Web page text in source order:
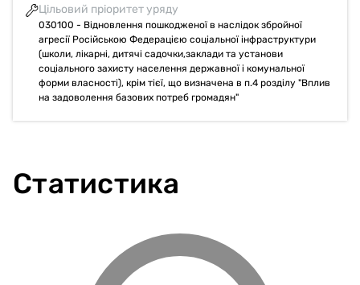
Цільовий пріоритет уряду
030100 - Відновлення пошкодженої в наслідок збройної
агресії Російською Федерацією соціальної інфраструктури
(школи, лікарні, дитячі садочки,заклади та установи
соціального захисту населення державної і комунальної
форми власності), крім тієї, що визначена в п.4 розділу "Вплив
на задоволення базових потреб громадян"
Статистика